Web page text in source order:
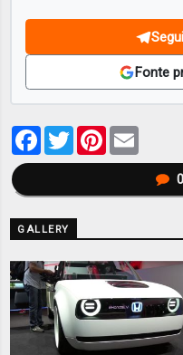
Fonte
Facebook
TwitterPinterest
0
GALLERY